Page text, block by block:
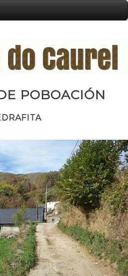
POBOACIÓN